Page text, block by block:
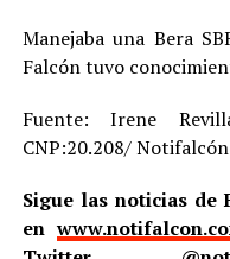
Manejaba una Bera
Falcón tuvo
Fuente: Irene
CNP:20.208/ Notifalcón
Sigue las noticias de
en